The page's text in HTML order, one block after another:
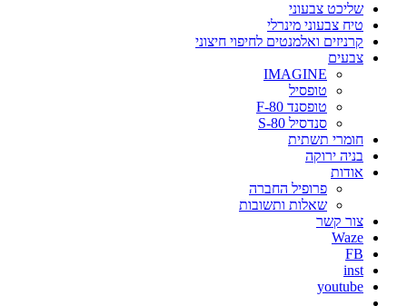
שליכט צבעוני
טיח צבעוני מינרלי
קרניזים ואלמנטים לחיפוי חיצוני
צבעים
IMAGINE
טופסיל
טופסנד F-80
סנדסיל S-80
חומרי תשתית
בניה ירוקה
אודות
פרופיל החברה
שאלות ותשובות
צור קשר
Waze
FB
inst
youtube